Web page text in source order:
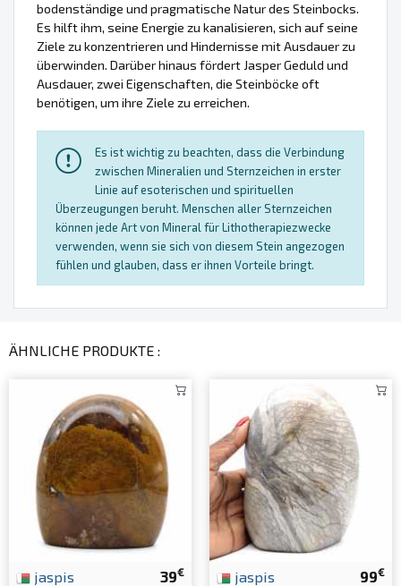
bodenständige und pragmatische Natur des Steinbocks.
Es hilft ihm, seine Energie zu kanalisieren, sich auf seine
Ziele zu konzentrieren und Hindernisse mit Ausdauer zu
überwinden. Darüber hinaus fördert Jasper Geduld und
Ausdauer, zwei Eigenschaften, die Steinböcke oft
benötigen, um ihre Ziele zu erreichen.
Es ist wichtig zu beachten, dass die Verbindung
zwischen Mineralien und Sternzeichen in erster
Linie auf esoterischen und spirituellen
Überzeugungen beruht. Menschen aller Sternzeichen
können jede Art von Mineral für Lithotherapiezwecke
verwenden, wenn sie sich von diesem Stein angezogen
fühlen und glauben, dass er ihnen Vorteile bringt.
ÄHNLICHE PRODUKTE :
39€
jaspis 99€
jaspis